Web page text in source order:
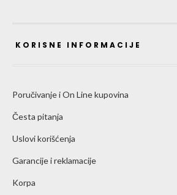
KORISNE INFORMACIJE
Poručivanje i On Line kupovina
Česta pitanja
Uslovi korišćenja
Garancije i reklamacije
Korpa